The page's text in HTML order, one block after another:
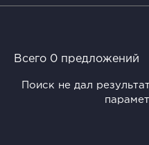
Всего 0 предложений
Поиск не дал